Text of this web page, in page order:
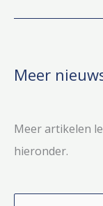
Meer
Meer artikelen
hieronder.